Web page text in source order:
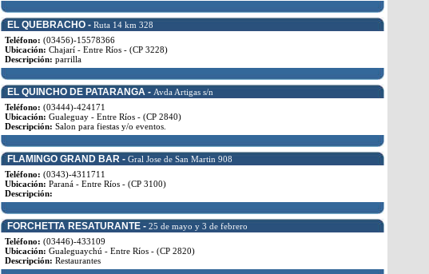
EL QUEBRACHO - Ruta 14 km 328
Teléfono: (03456)-15578366
Ubicación: Chajarí - Entre Ríos - (CP 3228)
Descripción: parrilla
EL QUINCHO DE PATARANGA - Avda Artigas s/n
Teléfono: (03444)-424171
Ubicación: Gualeguay - Entre Ríos - (CP 2840)
Descripción: Salon para fiestas y/o eventos.
FLAMINGO GRAND BAR - Gral Jose de San Martin 908
Teléfono: (0343)-4311711
Ubicación: Paraná - Entre Ríos - (CP 3100)
Descripción:
FORCHETTA RESATURANTE - 25 de mayo y 3 de febrero
Teléfono: (03446)-433109
Ubicación: Gualeguaychú - Entre Ríos - (CP 2820)
Descripción: Restaurantes